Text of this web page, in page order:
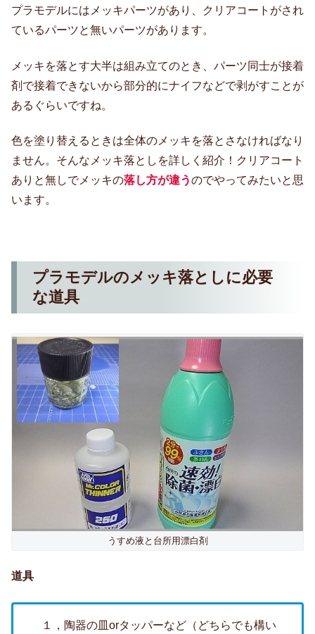
プラモデルにはメッキパーツがあり、クリアコートがされ
ているパーツと無いパーツがあります。
メッキを落とす大半は組み立てのとき、パーツ同士が接着
剤で接着できないから部分的にナイフなどで剥がすことが
あるぐらいですね。
色を塗り替えるときは全体のメッキを落とさなければなり
ません。そんなメッキ落としを詳しく紹介！クリアコート
ありと無しでメッキの落し方が違うのでやってみたいと思
います。
プラモデルのメッキ落としに必要
な道具
うすめ液と台所用漂白剤
道具
１，陶器の皿orタッパーなど（どちらでも構い